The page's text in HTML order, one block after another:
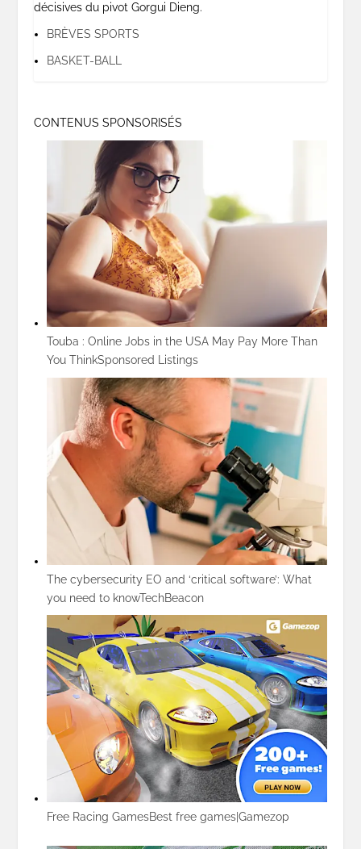
décisives du pivot Gorgui Dieng.
BRÈVES SPORTS
BASKET-BALL
CONTENUS SPONSORISÉS
Touba : Online Jobs in the USA May Pay More Than
You ThinkSponsored Listings
The cybersecurity EO and ‘critical software’: What
you need to knowTechBeacon
Free Racing GamesBest free games|Gamezop